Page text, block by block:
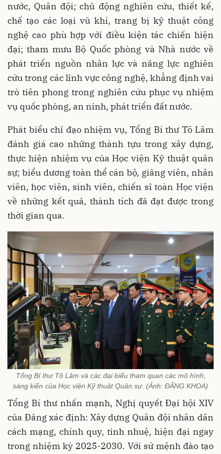
nước, Quân đội; chủ động nghiên cứu, thiết kế,
chế tạo các loại vũ khí, trang bị kỹ thuật công
nghệ cao phù hợp với điều kiện tác chiến hiện
đại; tham mưu Bộ Quốc phòng và Nhà nước về
phát triển nguồn nhân lực và năng lực nghiên
cứu trong các lĩnh vực công nghệ, khẳng định vai
trò tiên phong trong nghiên cứu phục vụ nhiệm
vụ quốc phòng, an ninh, phát triển đất nước.
Phát biểu chỉ đạo nhiệm vụ, Tổng Bí thư Tô Lâm
đánh giá cao những thành tựu trong xây dựng,
thực hiện nhiệm vụ của Học viện Kỹ thuật quân
sự; biểu dương toàn thể cán bộ, giảng viên, nhân
viên, học viên, sinh viên, chiến sĩ toàn Học viện
về những kết quả, thành tích đã đạt được trong
thời gian qua.
Tổng Bí thư Tô Lâm và các đại biểu tham quan các mô hình,
sáng kiến của Học viện Kỹ thuật Quân sự. (Ảnh: ĐĂNG KHOA)
Tổng Bí thư nhấn mạnh, Nghị quyết Đại hội XIV
của Đảng xác định: Xây dựng Quân đội nhân dân
cách mạng, chính quy, tinh nhuệ, hiện đại ngay
trong nhiệm kỳ 2025-2030. Với sứ mệnh đào tạo